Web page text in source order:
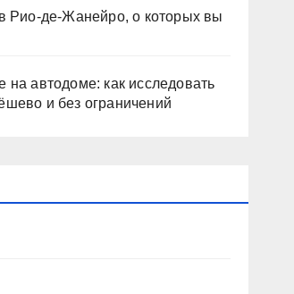
Рио-де-Жанейро, о которых вы
на автодоме: как исследовать
и без ограничений